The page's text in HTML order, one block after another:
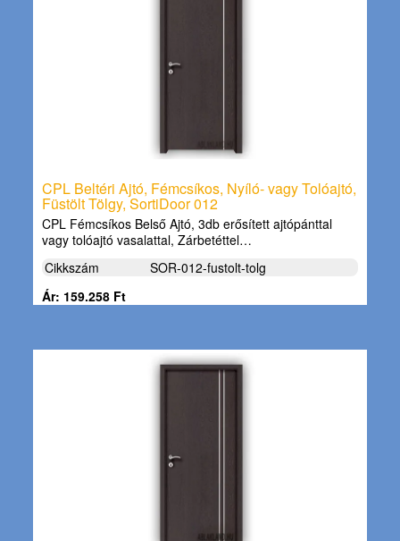
CPL Beltéri Ajtó, Fémcsíkos, Nyíló- vagy Tolóajtó,
Füstölt Tölgy, SortiDoor 012
CPL Fémcsíkos Belső Ajtó, 3db erősített ajtópánttal
vagy tolóajtó vasalattal, Zárbetéttel…
Cikkszám
SOR-012-fustolt-tolg
Ár: 159.258 Ft